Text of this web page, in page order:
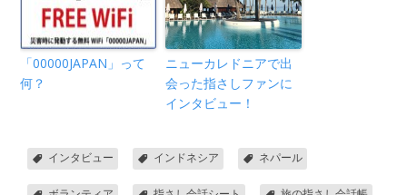
「00000JAPAN」って
何？
ニューカレドニアで出
会った指さしファンに
インタビュー！
インタビュー インドネシア ネパール